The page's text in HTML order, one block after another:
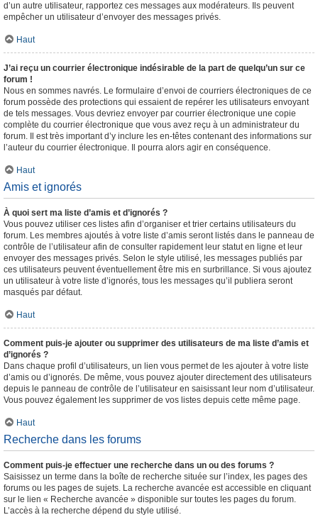
d’un autre utilisateur, rapportez ces messages aux modérateurs. Ils peuvent
empêcher un utilisateur d’envoyer des messages privés.
Haut
J’ai reçu un courrier électronique indésirable de la part de quelqu’un sur ce
forum !
Nous en sommes navrés. Le formulaire d’envoi de courriers électroniques de ce
forum possède des protections qui essaient de repérer les utilisateurs envoyant
de tels messages. Vous devriez envoyer par courrier électronique une copie
complète du courrier électronique que vous avez reçu à un administrateur du
forum. Il est très important d’y inclure les en-têtes contenant des informations sur
l’auteur du courrier électronique. Il pourra alors agir en conséquence.
Haut
Amis et ignorés
À quoi sert ma liste d’amis et d’ignorés ?
Vous pouvez utiliser ces listes afin d’organiser et trier certains utilisateurs du
forum. Les membres ajoutés à votre liste d’amis seront listés dans le panneau de
contrôle de l’utilisateur afin de consulter rapidement leur statut en ligne et leur
envoyer des messages privés. Selon le style utilisé, les messages publiés par
ces utilisateurs peuvent éventuellement être mis en surbrillance. Si vous ajoutez
un utilisateur à votre liste d’ignorés, tous les messages qu’il publiera seront
masqués par défaut.
Haut
Comment puis-je ajouter ou supprimer des utilisateurs de ma liste d’amis et
d’ignorés ?
Dans chaque profil d’utilisateurs, un lien vous permet de les ajouter à votre liste
d’amis ou d’ignorés. De même, vous pouvez ajouter directement des utilisateurs
depuis le panneau de contrôle de l’utilisateur en saisissant leur nom d’utilisateur.
Vous pouvez également les supprimer de vos listes depuis cette même page.
Haut
Recherche dans les forums
Comment puis-je effectuer une recherche dans un ou des forums ?
Saisissez un terme dans la boîte de recherche située sur l’index, les pages des
forums ou les pages de sujets. La recherche avancée est accessible en cliquant
sur le lien « Recherche avancée » disponible sur toutes les pages du forum.
L’accès à la recherche dépend du style utilisé.